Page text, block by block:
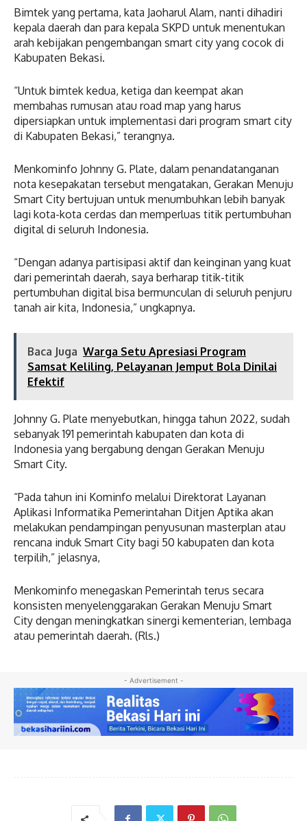
Bimtek yang pertama, kata Jaoharul Alam, nanti dihadiri
kepala daerah dan para kepala SKPD untuk menentukan
arah kebijakan pengembangan smart city yang cocok di
Kabupaten Bekasi.
“Untuk bimtek kedua, ketiga dan keempat akan
membahas rumusan atau road map yang harus
dipersiapkan untuk implementasi dari program smart city
di Kabupaten Bekasi,” terangnya.
Menkominfo Johnny G. Plate, dalam penandatanganan
nota kesepakatan tersebut mengatakan, Gerakan Menuju
Smart City bertujuan untuk menumbuhkan lebih banyak
lagi kota-kota cerdas dan memperluas titik pertumbuhan
digital di seluruh Indonesia.
“Dengan adanya partisipasi aktif dan keinginan yang kuat
dari pemerintah daerah, saya berharap titik-titik
pertumbuhan digital bisa bermunculan di seluruh penjuru
tanah air kita, Indonesia,” ungkapnya.
Baca Juga Warga Setu Apresiasi Program
Samsat Keliling, Pelayanan Jemput Bola Dinilai
Efektif
Johnny G. Plate menyebutkan, hingga tahun 2022, sudah
sebanyak 191 pemerintah kabupaten dan kota di
Indonesia yang bergabung dengan Gerakan Menuju
Smart City.
“Pada tahun ini Kominfo melalui Direktorat Layanan
Aplikasi Informatika Pemerintahan Ditjen Aptika akan
melakukan pendampingan penyusunan masterplan atau
rencana induk Smart City bagi 50 kabupaten dan kota
terpilih,” jelasnya,
Menkominfo menegaskan Pemerintah terus secara
konsisten menyelenggarakan Gerakan Menuju Smart
City dengan meningkatkan sinergi kementerian, lembaga
atau pemerintah daerah. (Rls.)
- Advertisement -